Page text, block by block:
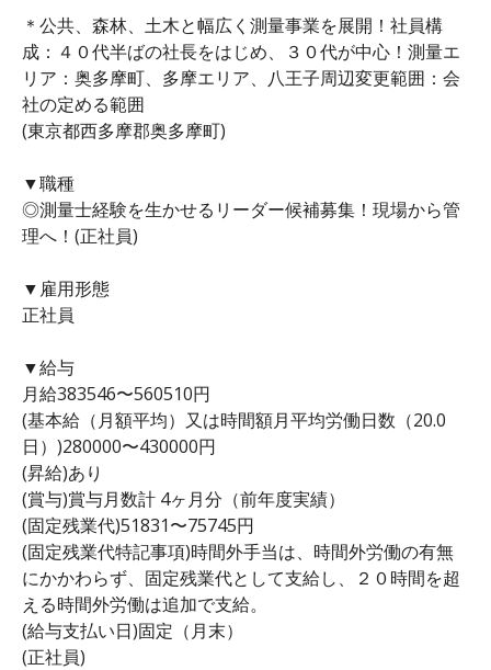
＊公共、森林、土木と幅広く測量事業を展開！社員構
成：４０代半ばの社長をはじめ、３０代が中心！測量エ
リア：奥多摩町、多摩エリア、八王子周辺変更範囲：会
社の定める範囲
(東京都西多摩郡奥多摩町)
▼職種
◎測量士経験を生かせるリーダー候補募集！現場から管
理へ！(正社員)
▼雇用形態
正社員
▼給与
月給383546〜560510円
(基本給（月額平均）又は時間額月平均労働日数（20.0
日）)280000〜430000円
(昇給)あり
(賞与)賞与月数計 4ヶ月分（前年度実績）
(固定残業代)51831〜75745円
(固定残業代特記事項)時間外手当は、時間外労働の有無
にかかわらず、固定残業代として支給し、２０時間を超
える時間外労働は追加で支給。
(給与支払い日)固定（月末）
(正社員)